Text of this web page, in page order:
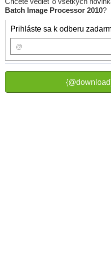
Batch Image Processor 2010?
Prihláste sa k odberu